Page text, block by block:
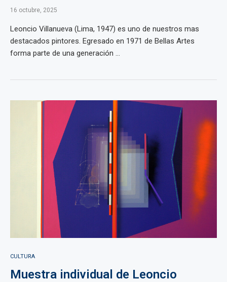
16 octubre, 2025
Leoncio Villanueva (Lima, 1947) es uno de nuestros mas
destacados pintores. Egresado en 1971 de Bellas Artes
forma parte de una generación ...
CULTURA
Muestra individual de Leoncio